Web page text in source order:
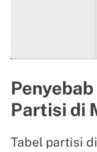
Partisi di
Tabel partisi